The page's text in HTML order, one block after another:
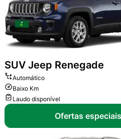
SUV Jeep Renegade
Automático
Baixo Km
Laudo disponível
Ofertas